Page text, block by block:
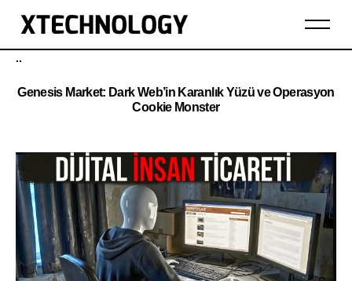
..
Genesis Market: Dark Web’in Karanlık Yüzü ve Operasyon
Cookie Monster